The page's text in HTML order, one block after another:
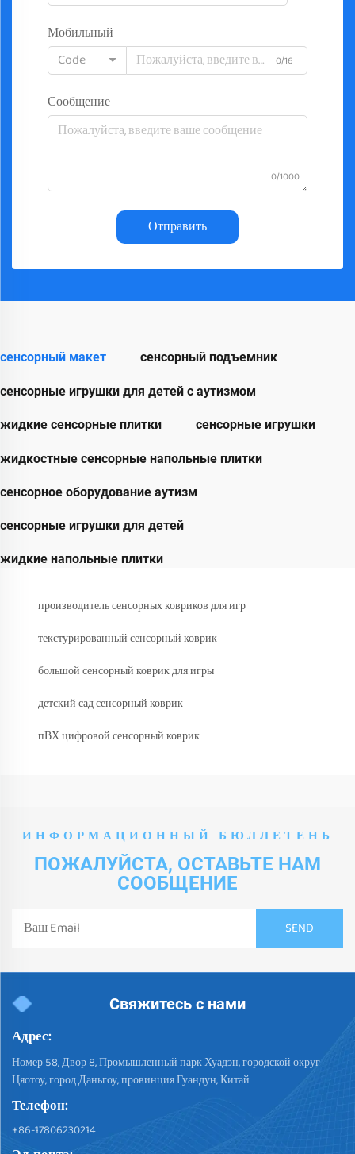
Мобильный
Code
0/16
Сообщение
0/1000
Отправить
сенсорный макет сенсорный подъемник
сенсорные игрушки для детей с аутизмом
жидкие сенсорные плитки сенсорные игрушки
жидкостные сенсорные напольные плитки
сенсорное оборудование аутизм
сенсорные игрушки для детей
жидкие напольные плитки
производитель сенсорных ковриков для игр
текстурированный сенсорный коврик
большой сенсорный коврик для игры
детский сад сенсорный коврик
пВХ цифровой сенсорный коврик
ИНФОРМАЦИОННЫЙ БЮЛЛЕТЕНЬ
ПОЖАЛУЙСТА, ОСТАВЬТЕ НАМ
СООБЩЕНИЕ
Свяжитесь с нами
Адрес:
Номер 58, Двор 8, Промышленный парк Хуадэн, городской округ
Цяотоу, город Даньгоу, провинция Гуандун, Китай
Телефон:
+86-17806230214